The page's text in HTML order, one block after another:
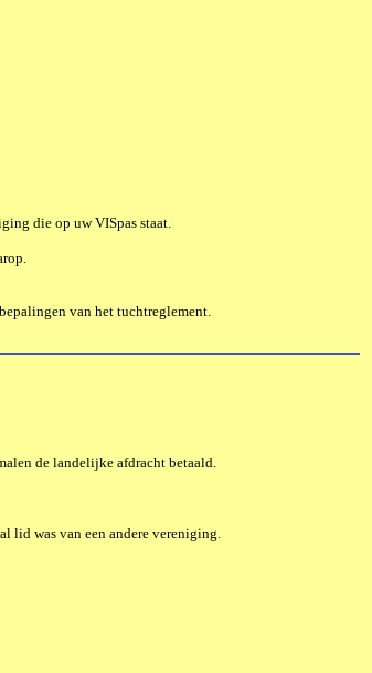
die op uw VISpas staat.
van het tuchtreglement.
de landelijke afdracht betaald.
lid was van een andere vereniging.